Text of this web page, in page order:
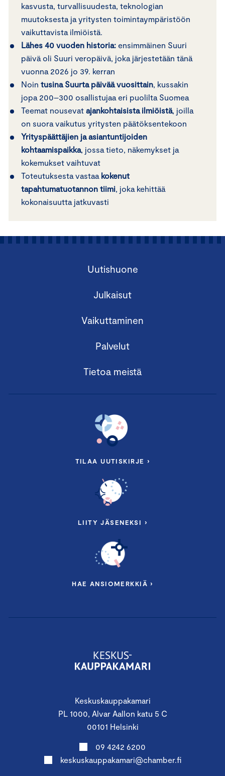
kasvusta, turvallisuudesta, teknologian
muutoksesta ja yritysten toimintaympäristöön
vaikuttavista ilmiöistä.
Lähes 40 vuoden historia: ensimmäinen Suuri
päivä oli Suuri veropäivä, joka järjestetään tänä
vuonna 2026 jo 39. kerran
Noin tusina Suurta päivää vuosittain , kussakin
jopa 200–300 osallistujaa eri puolilta Suomea
Teemat nousevat ajankohtaisista ilmiöistä , joilla
on suora vaikutus yritysten päätöksentekoon
Yrityspäättäjien ja asiantuntijoiden
kohtaamispaikka , jossa tieto, näkemykset ja
kokemukset vaihtuvat
Toteutuksesta vastaa kokenut
tapahtumatuotannon tiimi , joka kehittää
kokonaisuutta jatkuvasti
Keskuskauppakamari
PL 1000, Alvar Aallon katu 5 C
00101 Helsinki
09 4242 6200
keskuskauppakamari@chamber.fi
Uutishuone
Julkaisut
Vaikuttaminen
Palvelut
Tietoa meistä
TILAA UUTISKIRJE ›
LIITY JÄSENEKSI ›
HAE ANSIOMERKKIÄ ›